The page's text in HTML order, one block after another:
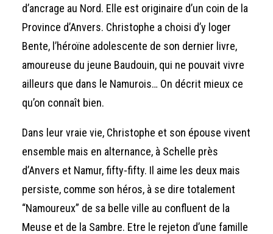
d’ancrage au Nord. Elle est originaire d’un coin de la
Province d’Anvers. Christophe a choisi d’y loger
Bente, l’héroïne adolescente de son dernier livre,
amoureuse du jeune Baudouin, qui ne pouvait vivre
ailleurs que dans le Namurois… On décrit mieux ce
qu’on connaît bien.
Dans leur vraie vie, Christophe et son épouse vivent
ensemble mais en alternance, à Schelle près
d’Anvers et Namur, fifty-fifty. Il aime les deux mais
persiste, comme son héros, à se dire totalement
“Namoureux” de sa belle ville au confluent de la
Meuse et de la Sambre. Etre le rejeton d’une famille